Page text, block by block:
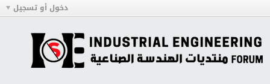
دخول أو تسجيل